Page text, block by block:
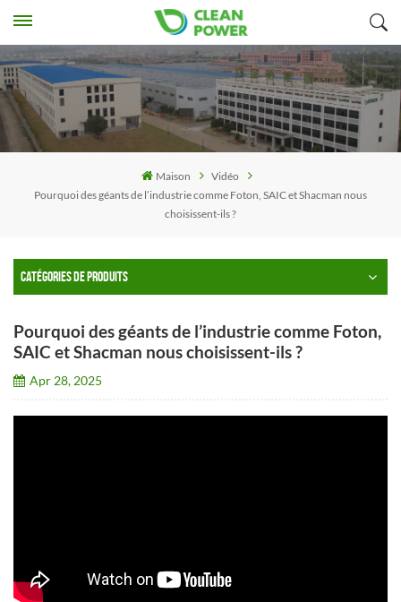
Maison
Vidéo
Pourquoi des géants de l’industrie comme Foton, SAIC et Shacman nous
choisissent-ils ?
CATÉGORIES DE PRODUITS
Pourquoi des géants de l’industrie comme Foton,
SAIC et Shacman nous choisissent-ils ?
Apr 28, 2025